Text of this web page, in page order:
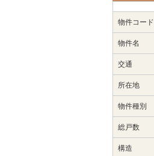
物件コード
物件名
交通
所在地
物件種別
総戸数
構造